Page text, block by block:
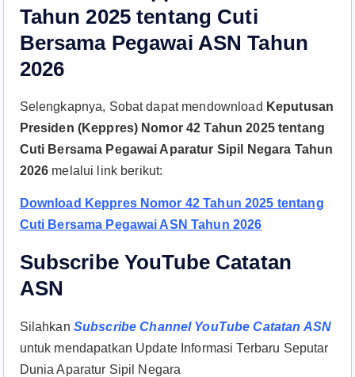
Tahun 2025 tentang Cuti
Bersama Pegawai ASN Tahun
2026
Selengkapnya, Sobat dapat mendownload Keputusan
Presiden (Keppres) Nomor 42 Tahun 2025 tentang
Cuti Bersama Pegawai Aparatur Sipil Negara Tahun
2026 melalui link berikut:
Download Keppres Nomor 42 Tahun 2025 tentang
Cuti Bersama Pegawai ASN Tahun 2026
Subscribe YouTube Catatan
ASN
Silahkan Subscribe Channel YouTube Catatan ASN
untuk mendapatkan Update Informasi Terbaru Seputar
Dunia Aparatur Sipil Negara